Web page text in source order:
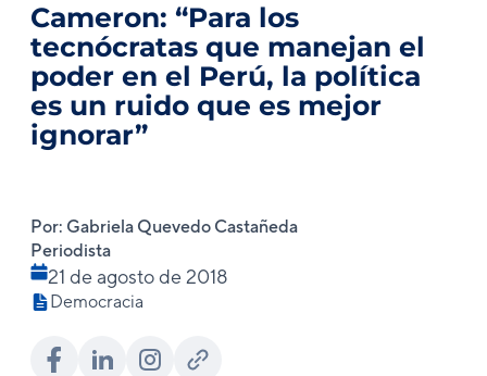
Cameron: “Para los
tecnócratas que manejan el
poder en el Perú, la política
es un ruido que es mejor
ignorar”
Por: Gabriela Quevedo Castañeda
Periodista
21 de agosto de 2018
Democracia